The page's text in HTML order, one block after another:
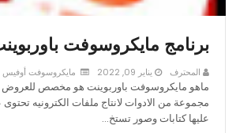
برنامج مايكروسوفت
المحترف يناير 09, 2022 مايكروسوفت أوفيس
ماهو مايكروسوفت باوربوينت هو مخصص للعروض
مجموعة من الادوات لانتاج ملفات الكترونيه
عليها كتابات وصور تستخ…